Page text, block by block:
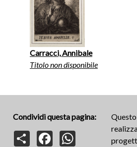
Carracci, Annibale
Titolo non disponibile
Condividi questa pagina:
Share
FacebookWhatsApp